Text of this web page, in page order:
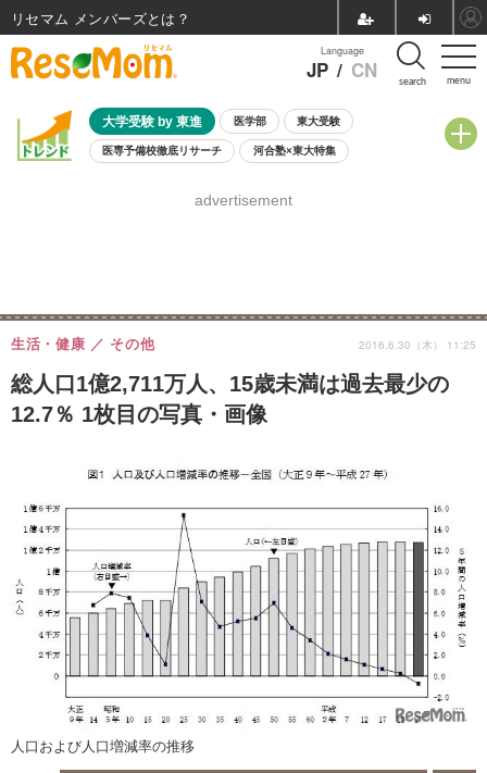
menu
Language
JP / CN search
大学受験 by 東進 医学部 東大受験
医専予備校徹底リサーチ 河合塾×東大特集
8月開催学校説明会・相談会
advertisement
総人口1億2,711万人、15歳未満は過去最少の
12.7％ 1枚目の写真・画像
生活・健康 その他 2016.6.30（木） 11:25
人口および人口増減率の推移
リセマム メンバーズ